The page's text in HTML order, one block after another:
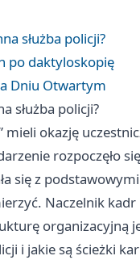
służba policji?
po daktyloskopię
Dniu Otwartym
służba policji?
mieli okazję
rozpoczęło
się z
Naczelnik
organizacyjną
i jakie są ścieżki